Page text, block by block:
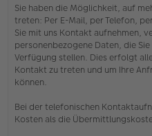
Sie haben die Möglichkeit, auf
treten: Per E-Mail, per Telefon,
Sie mit uns Kontakt aufnehmen,
personenbezogene Daten, die
Verfügung stellen. Dies erfolgt
Kontakt zu treten und um Ihre
können.
Bei der telefonischen
Kosten als die